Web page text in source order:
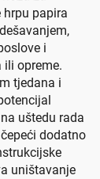
hrpu papira
i
opreme.
tjedana i
uštedu rada
dodatno
uništavanje